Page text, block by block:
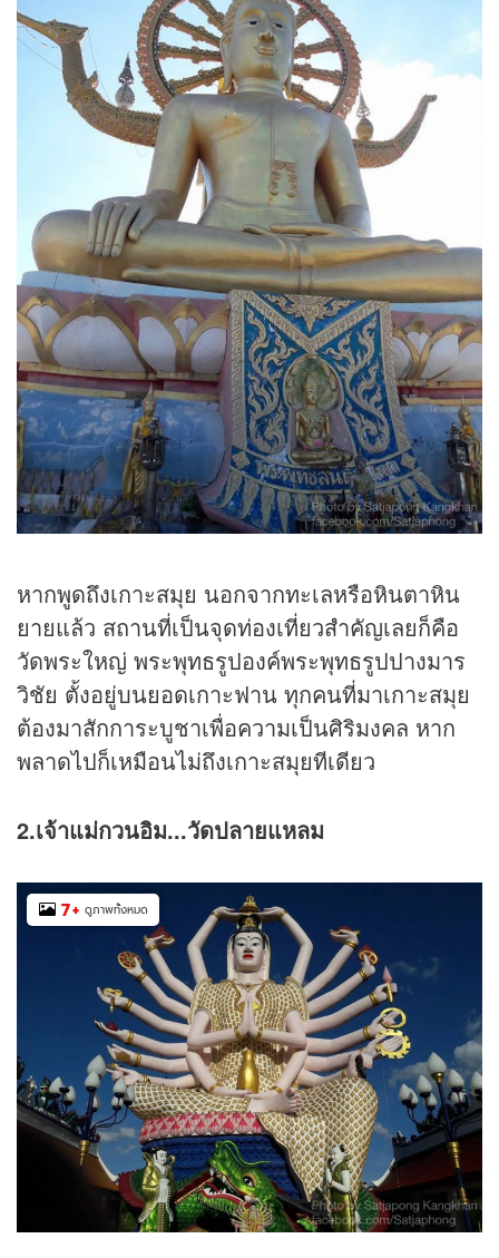
หากพูดถึงเกาะสมุย นอกจากทะเลหรือหินตาหิน
ยายแล้ว สถานที่เป็นจุดท่องเที่ยวสำคัญเลยก็คือ
วัดพระใหญ่ พระพุทธรูปองค์พระพุทธรูปปางมาร
วิชัย ตั้งอยู่บนยอดเกาะฟาน ทุกคนที่มาเกาะสมุย
ต้องมาสักการะบูชาเพื่อความเป็นศิริมงคล หาก
พลาดไปก็เหมือนไม่ถึงเกาะสมุยทีเดียว
2.เจ้าแม่กวนอิม...วัดปลายแหลม
7+ ดูภาพทั้งหมด